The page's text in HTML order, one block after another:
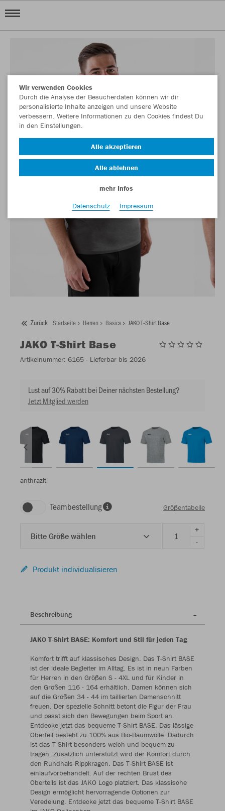
Zurück Startseite Herren Basics JAKO T-Shirt Base
JAKO T-Shirt Base
Artikelnummer: 6165 - Lieferbar bis 2026
Lust auf 30% Rabatt bei Deiner nächsten Bestellung?
Jetzt Mitglied werden
anthrazit
Teambestellung Größentabelle
Bitte Größe wählen
+
-
Produkt individualisieren
Beschreibung
JAKO T-Shirt BASE: Komfort und Stil für jeden Tag
Komfort trifft auf klassisches Design. Das T-Shirt BASE
ist der ideale Begleiter im Alltag. Es ist in neun Farben
für Herren in den Größen S - 4XL und für Kinder in
den Größen 116 - 164 erhältlich. Damen können sich
auf die Größen 34 - 44 im taillierten Damenschnitt
freuen. Der spezielle Schnitt betont die Figur der Frau
und passt sich den Bewegungen beim Sport an.
Entdecke jetzt das bequeme T-Shirt BASE. Das lässige
Oberteil besteht zu 100% aus Bio-Baumwolle. Dadurch
ist das T-Shirt besonders weich und bequem zu
tragen. Zusätzlich unterstützt wird der Komfort durch
den Rundhals-Rippkragen. Das T-Shirt BASE ist
einlaufvorbehandelt. Auf der rechten Brust des
Oberteils ist das JAKO Logo platziert. Das klassische
Design ermöglicht hervorragende Optionen zur
Veredelung. Entdecke jetzt das bequeme T-Shirt BASE
Wir verwenden Cookies
Durch die Analyse der Besucherdaten können wir dir
personalisierte Inhalte anzeigen und unsere Website
verbessern. Weitere Informationen zu den Cookies findest Du
in den Einstellungen.
Alle akzeptieren
Alle ablehnen
mehr Infos
Datenschutz
Impressum